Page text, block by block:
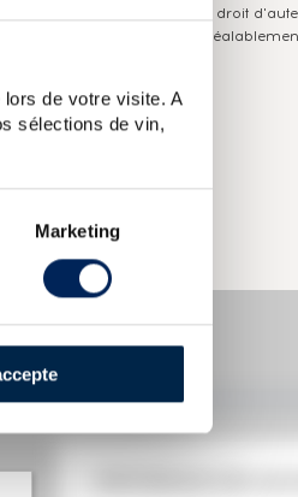
de votre visite. A
sélections de vin,
Marketing
ce texte est protégé par un droit
sans en avoir demandé